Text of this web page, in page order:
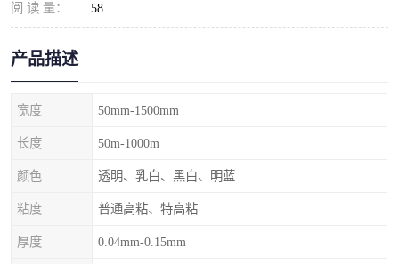
阅 读 量： 58
产品描述
宽度 50mm-1500mm
长度 50m-1000m
颜色 透明、乳白、黑白、明蓝
粘度 普通高粘、特高粘
厚度 0.04mm-0.15mm